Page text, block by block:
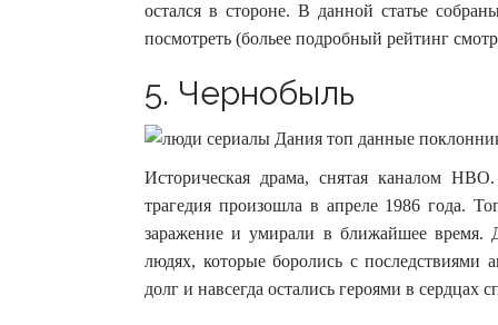
остался в стороне. В данной статье
посмотреть (больее подробный рейтинг
5. Чернобыль
Историческая драма, снятая каналом
трагедия произошла в апреле 1986 года.
заражение и умирали в ближайшее время.
людях, которые боролись с
долг и навсегда остались героями в сердцах